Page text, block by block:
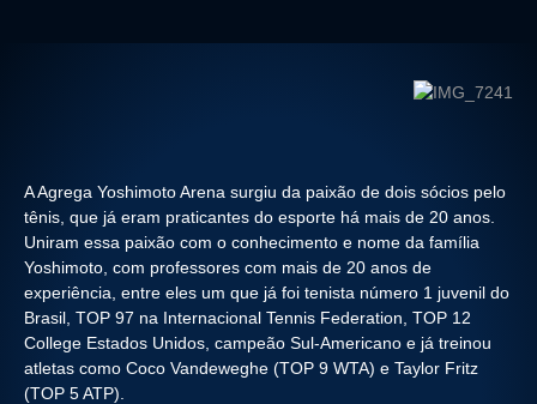
A Agrega Yoshimoto Arena surgiu da paixão de dois sócios pelo
tênis, que já eram praticantes do esporte há mais de 20 anos.
Uniram essa paixão com o conhecimento e nome da família
Yoshimoto, com professores com mais de 20 anos de
experiência, entre eles um que já foi tenista número 1 juvenil do
Brasil, TOP 97 na Internacional Tennis Federation, TOP 12
College Estados Unidos, campeão Sul-Americano e já treinou
atletas como Coco Vandeweghe (TOP 9 WTA) e Taylor Fritz
(TOP 5 ATP).